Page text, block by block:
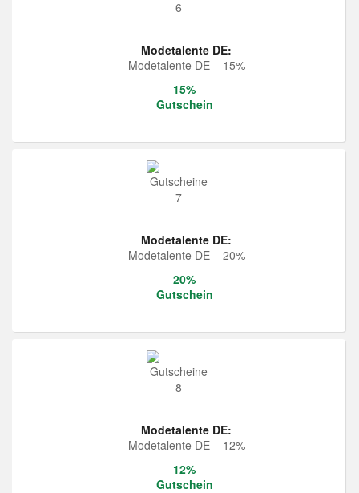
Modetalente DE:
Modetalente DE – 15%
15%
Gutschein
Modetalente DE:
Modetalente DE – 20%
20%
Gutschein
Modetalente DE:
Modetalente DE – 12%
12%
Gutschein